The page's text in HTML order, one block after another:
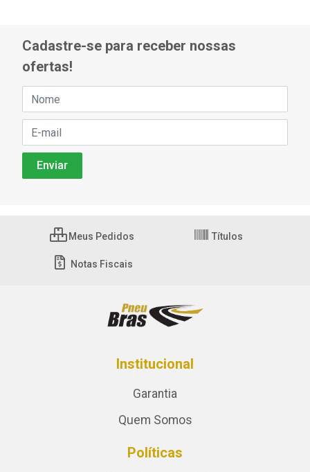
Cadastre-se para receber nossas
ofertas!
Meus Pedidos Títulos
Notas Fiscais
Institucional
Garantia
Quem Somos
Políticas